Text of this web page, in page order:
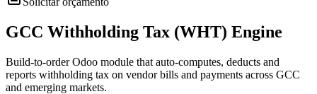
GCC Withholding Tax (WHT) Engine
Build-to-order Odoo module that auto-computes, deducts and
reports withholding tax on vendor bills and payments across GCC
and emerging markets.